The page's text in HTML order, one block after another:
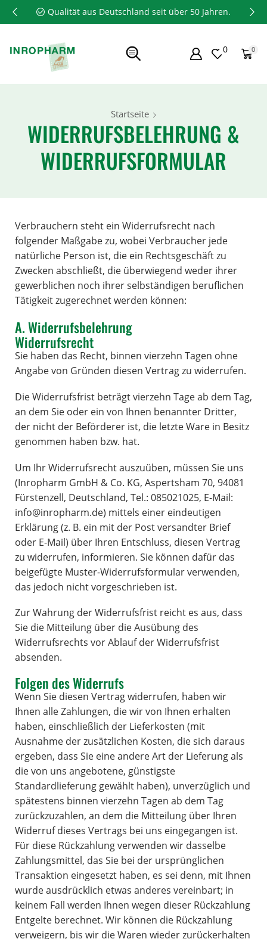
Qualität aus Deutschland seit über 50 Jahren.
0 0
Startseite
WIDERRUFSBELEHRUNG &
WIDERRUFSFORMULAR
Verbrauchern steht ein Widerrufsrecht nach
folgender Maßgabe zu, wobei Verbraucher jede
natürliche Person ist, die ein Rechtsgeschäft zu
Zwecken abschließt, die überwiegend weder ihrer
gewerblichen noch ihrer selbständigen beruflichen
Tätigkeit zugerechnet werden können:
A. Widerrufsbelehrung
Widerrufsrecht
Sie haben das Recht, binnen vierzehn Tagen ohne
Angabe von Gründen diesen Vertrag zu widerrufen.
Die Widerrufsfrist beträgt vierzehn Tage ab dem Tag,
an dem Sie oder ein von Ihnen benannter Dritter,
der nicht der Beförderer ist, die letzte Ware in Besitz
genommen haben bzw. hat.
Um Ihr Widerrufsrecht auszuüben, müssen Sie uns
(Inropharm GmbH & Co. KG, Aspertsham 70, 94081
Fürstenzell, Deutschland, Tel.: 085021025, E-Mail:
info@inropharm.de) mittels einer eindeutigen
Erklärung (z. B. ein mit der Post versandter Brief
oder E-Mail) über Ihren Entschluss, diesen Vertrag
zu widerrufen, informieren. Sie können dafür das
beigefügte Muster-Widerrufsformular verwenden,
das jedoch nicht vorgeschrieben ist.
Zur Wahrung der Widerrufsfrist reicht es aus, dass
Sie die Mitteilung über die Ausübung des
Widerrufsrechts vor Ablauf der Widerrufsfrist
absenden.
Folgen des Widerrufs
Wenn Sie diesen Vertrag widerrufen, haben wir
Ihnen alle Zahlungen, die wir von Ihnen erhalten
haben, einschließlich der Lieferkosten (mit
Ausnahme der zusätzlichen Kosten, die sich daraus
ergeben, dass Sie eine andere Art der Lieferung als
die von uns angebotene, günstigste
Standardlieferung gewählt haben), unverzüglich und
spätestens binnen vierzehn Tagen ab dem Tag
zurückzuzahlen, an dem die Mitteilung über Ihren
Widerruf dieses Vertrags bei uns eingegangen ist.
Für diese Rückzahlung verwenden wir dasselbe
Zahlungsmittel, das Sie bei der ursprünglichen
Transaktion eingesetzt haben, es sei denn, mit Ihnen
wurde ausdrücklich etwas anderes vereinbart; in
keinem Fall werden Ihnen wegen dieser Rückzahlung
Entgelte berechnet. Wir können die Rückzahlung
verweigern, bis wir die Waren wieder zurückerhalten